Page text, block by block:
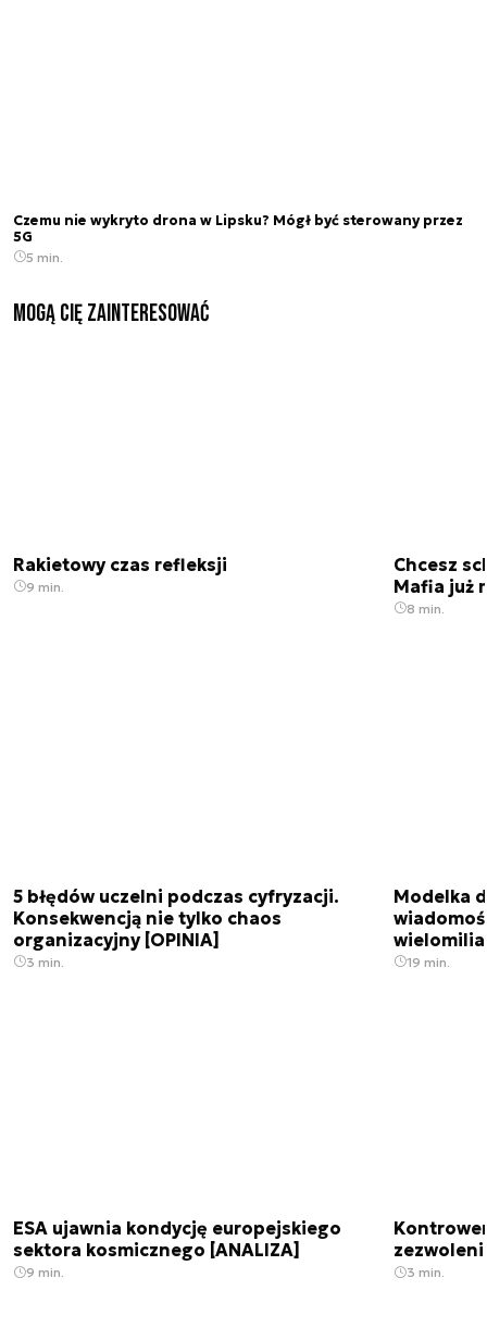
Czemu nie wykryto drona w Lipsku? Mógł być sterowany przez
5G
5 min.
Mogą Cię zainteresować
Rakietowy czas refleksji
9 min.
Chcesz
Mafia już
8 min.
5 błędów uczelni podczas cyfryzacji.
Konsekwencją nie tylko chaos
organizacyjny [OPINIA]
3 min.
Modelka
19 min.
ESA ujawnia kondycję europejskiego
sektora kosmicznego [ANALIZA]
9 min. 3 min.